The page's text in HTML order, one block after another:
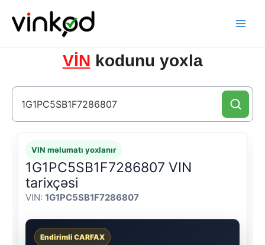
content
VİN kodunu yoxla
VIN məlumatı yoxlanır
1G1PC5SB1F7286807 VIN
tarixçəsi
VIN: 1G1PC5SB1F7286807
Endirimli CARFAX